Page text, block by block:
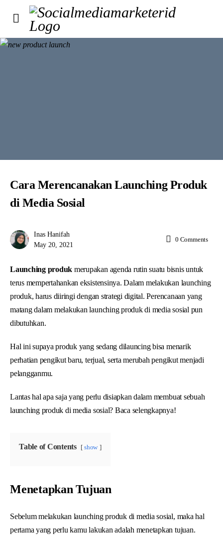
Cara Merencanakan Launching Produk
di Media Sosial
Inas Hanifah
May 20, 2021
0 Comments
Launching produk merupakan agenda rutin suatu bisnis untuk
terus mempertahankan eksistensinya. Dalam melakukan launching
produk, harus diiringi dengan strategi digital. Perencanaan yang
matang dalam melakukan launching produk di media sosial pun
dibutuhkan.
Hal ini supaya produk yang sedang dilauncing bisa menarik
perhatian pengikut baru, terjual, serta merubah pengikut menjadi
pelangganmu.
Lantas hal apa saja yang perlu disiapkan dalam membuat sebuah
launching produk di media sosial? Baca selengkapnya!
Table of Contents show
Menetapkan Tujuan
Sebelum melakukan launching produk di media sosial, maka hal
pertama yang perlu kamu lakukan adalah menetapkan tujuan.